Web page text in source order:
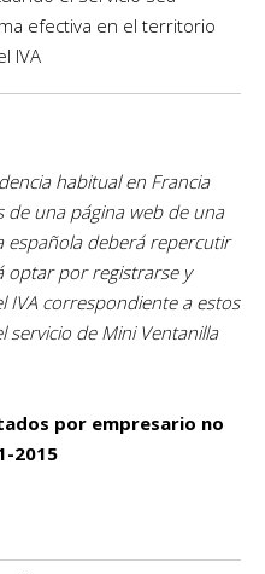
efectiva en el territorio
IVA
habitual en Francia
de una página web de una
española deberá repercutir
optar por registrarse y
IVA correspondiente a estos
servicio de Mini Ventanilla
por empresario no
2015